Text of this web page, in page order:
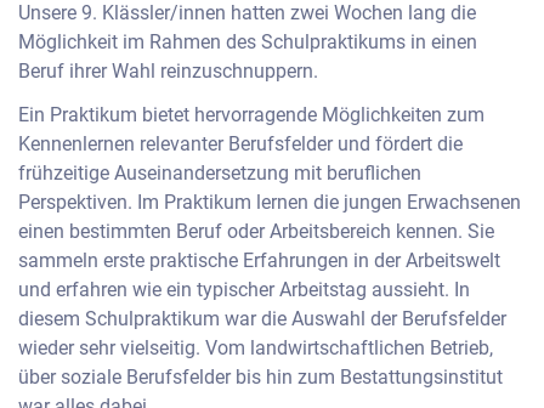
Unsere 9. Klässler/innen hatten zwei Wochen lang die
Möglichkeit im Rahmen des Schulpraktikums in einen
Beruf ihrer Wahl reinzuschnuppern.
Ein Praktikum bietet hervorragende Möglichkeiten zum
Kennenlernen relevanter Berufsfelder und fördert die
frühzeitige Auseinandersetzung mit beruflichen
Perspektiven. Im Praktikum lernen die jungen Erwachsenen
einen bestimmten Beruf oder Arbeitsbereich kennen. Sie
sammeln erste praktische Erfahrungen in der Arbeitswelt
und erfahren wie ein typischer Arbeitstag aussieht. In
diesem Schulpraktikum war die Auswahl der Berufsfelder
wieder sehr vielseitig. Vom landwirtschaftlichen Betrieb,
über soziale Berufsfelder bis hin zum Bestattungsinstitut